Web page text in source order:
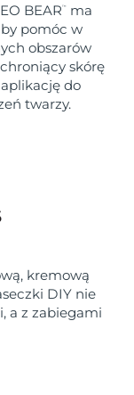
BEAR ™
ma
pomóc w
obszarów
skórę
do
twarzy.
kremową
DIY nie
a z zabiegami